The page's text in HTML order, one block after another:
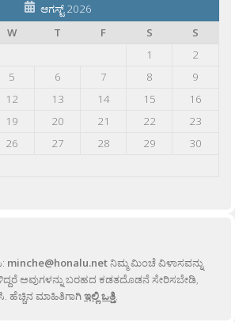
ಆಗಸ್ಟ್ 2026
W T F S
S
1
2
5 6 7 8
9
12 13 14 15
16
19 20 21 22
23
26 27 28 29
30
minche@honalu.netನಿಮ್ಮ ಮಿಂಚೆ ವಿಳಾಸವನ್ನು
ಅವುಗಳನ್ನು ಬರಹದ ಕಡತದೊಡನೆ ಸೇರಿಸಬೇಡಿ,
ಹೆಚ್ಚಿನ ಮಾಹಿತಿಗಾಗಿಇಲ್ಲಿ ಒತ್ತಿ.